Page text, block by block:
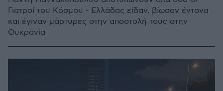
Γιατροί του Κόσμου - Ελλάδας είδαν, βίωσαν έντονα
και έγιναν μάρτυρες στην αποστολή τους στην
Ουκρανία